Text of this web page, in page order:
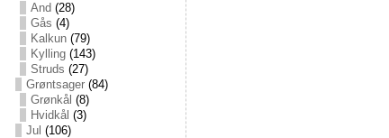
And (28)
Gås (4)
Kalkun(79)
Kylling(143)
Struds (27)
Grøntsager(84)
Grønkål (8)
Hvidkål (3)
Jul (106)